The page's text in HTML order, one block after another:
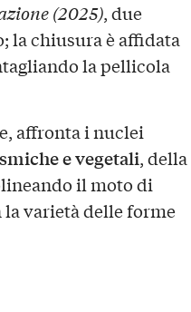
(2025), due
la chiusura è affidata
la pellicola
affronta i nuclei
e vegetali, della
il moto di
varietà delle forme